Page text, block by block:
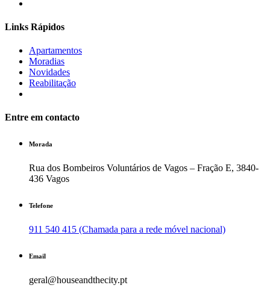
Links Rápidos
Apartamentos
Moradias
Novidades
Reabilitação
Entre em contacto
Morada
Rua dos Bombeiros Voluntários de Vagos – Fração E, 3840-
436 Vagos
Telefone
911 540 415 (Chamada para a rede móvel nacional)
Email
geral@houseandthecity.pt